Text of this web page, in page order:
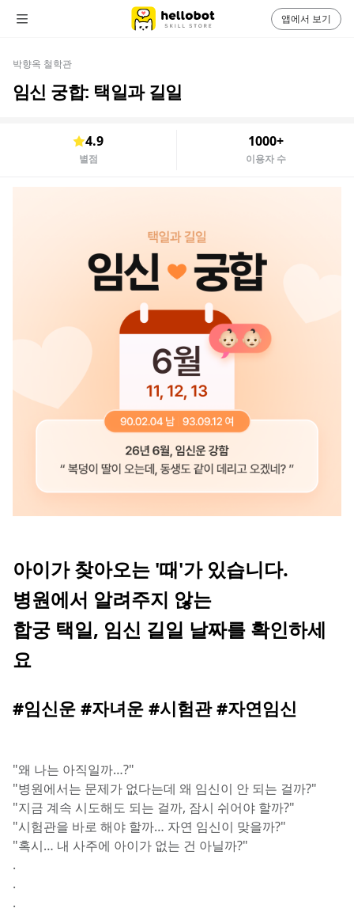
박향옥 철학관
임신 궁합: 택일과 길일
4.9
별점
1000+
이용자 수
아이가 찾아오는 '때'가 있습니다.
병원에서 알려주지 않는
합궁 택일, 임신 길일 날짜를 확인하세
요
#임신운 #자녀운 #시험관 #자연임신
"왜 나는 아직일까…?"
"병원에서는 문제가 없다는데 왜 임신이 안 되는 걸까?"
"지금 계속 시도해도 되는 걸까, 잠시 쉬어야 할까?"
"시험관을 바로 해야 할까… 자연 임신이 맞을까?"
"혹시… 내 사주에 아이가 없는 건 아닐까?"
.
.
.
앱에서 보기